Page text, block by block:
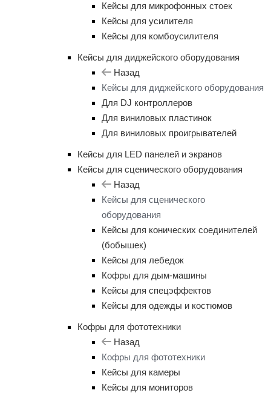
Кейсы для микрофонных стоек
Кейсы для усилителя
Кейсы для комбоусилителя
Кейсы для диджейского оборудования
Назад
Кейсы для диджейского оборудования
Для DJ контроллеров
Для виниловых пластинок
Для виниловых проигрывателей
Кейсы для LED панелей и экранов
Кейсы для сценического оборудования
Назад
Кейсы для сценического
оборудования
Кейсы для конических соединителей
(бобышек)
Кейсы для лебедок
Кофры для дым-машины
Кейсы для спецэффектов
Кейсы для одежды и костюмов
Кофры для фототехники
Назад
Кофры для фототехники
Кейсы для камеры
Кейсы для мониторов